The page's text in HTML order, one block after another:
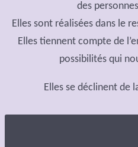
des
Elles sont réalisées dans le
Elles tiennent compte de
possibilités qui
Elles se déclinent de